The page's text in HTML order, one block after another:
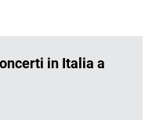
in Italia a